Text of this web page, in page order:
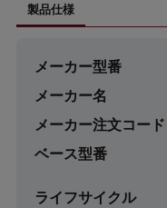
製品仕様
メーカー型番
メーカー名
メーカー注文コード
ベース型番
ライフサイクル